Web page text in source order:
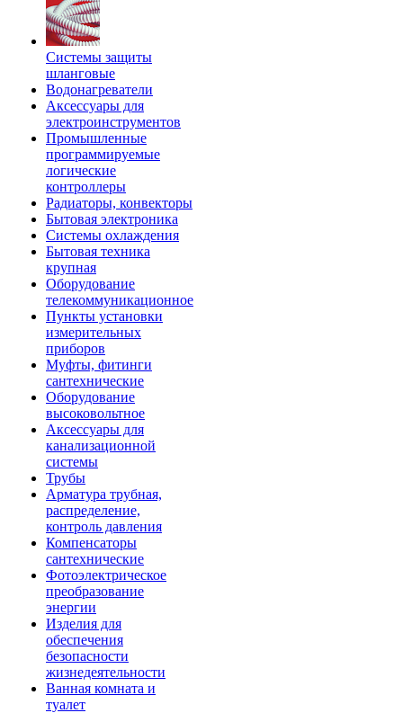
Системы защиты
шланговые
Водонагреватели
Аксессуары для
электроинструментов
Промышленные
программируемые
логические
контроллеры
Радиаторы, конвекторы
Бытовая электроника
Системы охлаждения
Бытовая техника
крупная
Оборудование
телекоммуникационное
Пункты установки
измерительных
приборов
Муфты, фитинги
сантехнические
Оборудование
высоковольтное
Аксессуары для
канализационной
системы
Трубы
Арматура трубная,
распределение,
контроль давления
Компенсаторы
сантехнические
Фотоэлектрическое
преобразование
энергии
Изделия для
обеспечения
безопасности
жизнедеятельности
Ванная комната и
туалет